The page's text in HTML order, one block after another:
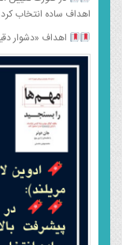
اهداف ساده انتخاب
اهداف «دشوار